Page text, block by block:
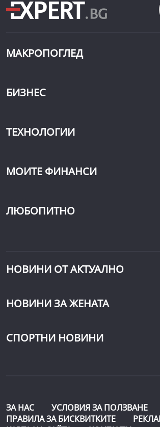
МАКРОПОГЛЕД
БИЗНЕС
ТЕХНОЛОГИИ
МОИТЕ ФИНАНСИ
ЛЮБОПИТНО
НОВИНИ ОТ АКТУАЛНО
НОВИНИ ЗА ЖЕНАТА
СПОРТНИ НОВИНИ
ЗА НАС
УСЛОВИЯ ЗА ПОЛЗВАНЕ
ПРАВИЛА ЗА БИСКВИТКИТЕ